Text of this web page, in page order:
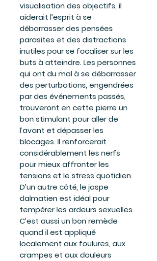
visualisation des objectifs, il
aiderait l’esprit à se
débarrasser des pensées
parasites et des distractions
inutiles pour se focaliser sur les
buts à atteindre. Les personnes
qui ont du mal à se débarrasser
des perturbations, engendrées
par des événements passés,
trouveront en cette pierre un
bon stimulant pour aller de
l’avant et dépasser les
blocages. Il renforcerait
considérablement les nerfs
pour mieux affronter les
tensions et le stress quotidien.
D’un autre côté, le jaspe
dalmatien est idéal pour
tempérer les ardeurs sexuelles.
C’est aussi un bon remède
quand il est appliqué
localement aux foulures, aux
crampes et aux douleurs